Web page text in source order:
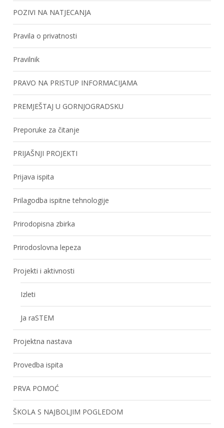
POZIVI NA NATJECANJA
Pravila o privatnosti
Pravilnik
PRAVO NA PRISTUP INFORMACIJAMA
PREMJEŠTAJ U GORNJOGRADSKU
Preporuke za čitanje
PRIJAŠNJI PROJEKTI
Prijava ispita
Prilagodba ispitne tehnologije
Prirodopisna zbirka
Prirodoslovna lepeza
Projekti i aktivnosti
Izleti
Ja raSTEM
Projektna nastava
Provedba ispita
PRVA POMOĆ
ŠKOLA S NAJBOLJIM POGLEDOM